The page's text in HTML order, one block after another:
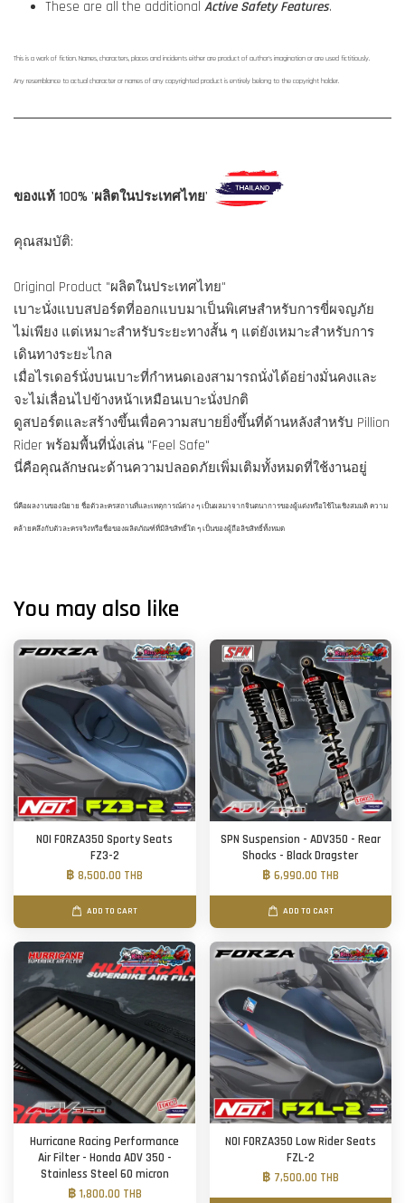
These are all the additional Active Safety Features.
This is a work of fiction. Names, characters, places and incidents either are product of author's imagination or are used fictitiously.
Any resemblance to actual character or names of any copyrighted product is entirely belong to the copyright holder.
ของแท้ 100% 'ผลิตในประเทศไทย'
คุณสมบัติ:
Original Product "ผลิตในประเทศไทย"
เบาะนั่งแบบสปอร์ตที่ออกแบบมาเป็นพิเศษสำหรับการขี่ผจญภัย
ไม่เพียง แต่เหมาะสำหรับระยะทางสั้น ๆ แต่ยังเหมาะสำหรับการ
เดินทางระยะไกล
เมื่อไรเดอร์นั่งบนเบาะที่กำหนดเองสามารถนั่งได้อย่างมั่นคงและ
จะไม่เลื่อนไปข้างหน้าเหมือนเบาะนั่งปกติ
ดูสปอร์ตและสร้างขึ้นเพื่อความสบายยิ่งขึ้นที่ด้านหลังสำหรับ Pillion
Rider พร้อมพื้นที่นั่งเล่น "Feel Safe"
นี่คือคุณลักษณะด้านความปลอดภัยเพิ่มเติมทั้งหมดที่ใช้งานอยู่
นี่คือผลงานของนิยาย ชื่อตัวละครสถานที่และเหตุการณ์ต่าง ๆ เป็นผลมาจากจินตนาการของผู้แต่งหรือใช้ในเชิงสมมติ ความ
คล้ายคลึงกับตัวละครจริงหรือชื่อของผลิตภัณฑ์ที่มีลิขสิทธิ์ใด ๆ เป็นของผู้ถือลิขสิทธิ์ทั้งหมด
You may also like
NOI FORZA350 Sporty Seats
FZ3-2
฿ 8,500.00 THB
ADD TO CART
SPN Suspension - ADV350 - Rear
Shocks - Black Dragster
฿ 6,990.00 THB
ADD TO CART
Hurricane Racing Performance
Air Filter - Honda ADV 350 -
Stainless Steel 60 micron
฿ 1,800.00 THB
NOI FORZA350 Low Rider Seats
FZL-2
฿ 7,500.00 THB